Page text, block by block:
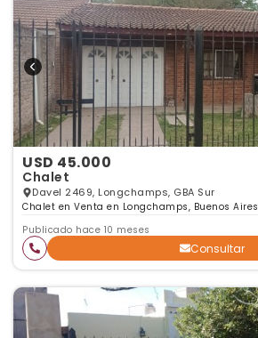
USD 45.000
Chalet
Davel 2469, Longchamps, GBA Sur
Chalet en Venta en Longchamps, Buenos Aires
Publicado hace 10 meses
Consultar